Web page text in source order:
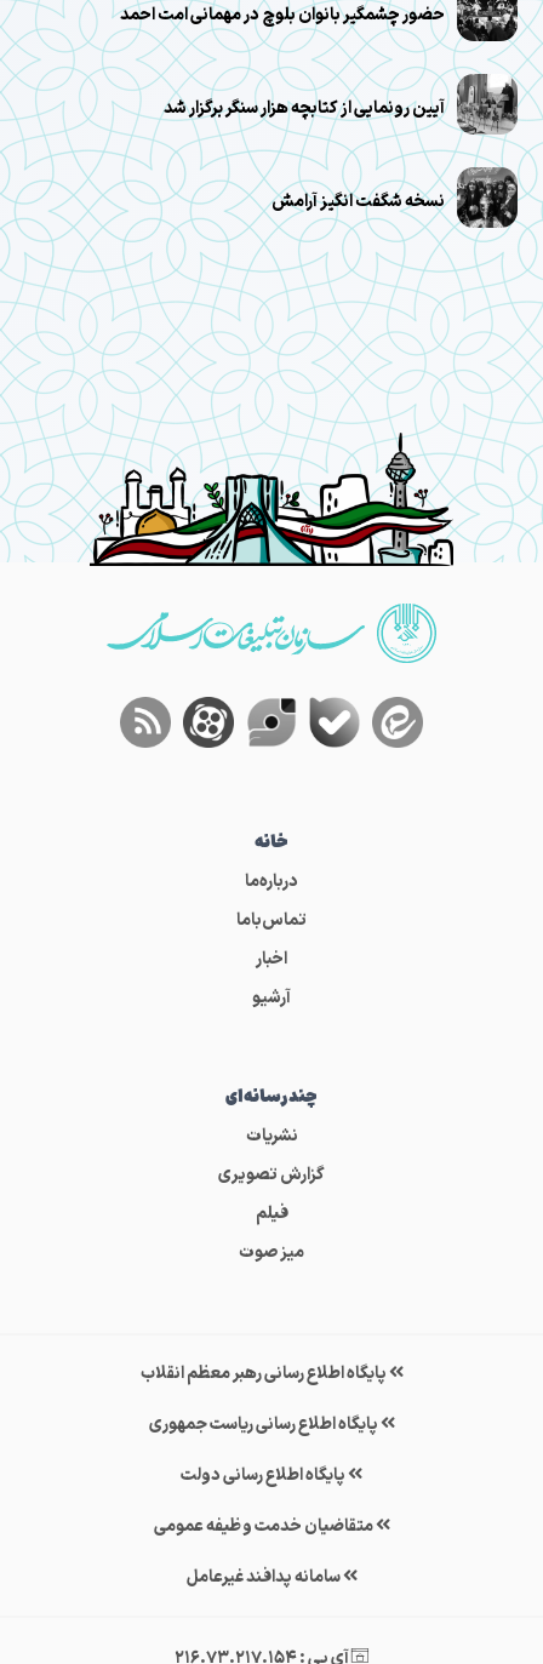
حضور چشمگیر بانوان بلوچ در مهمانی امت احمد
آیین رونمایی از کتابچه هزار سنگر برگزار شد
نسخه شگفت انگیز آرامش
خانه
درباره‌ما
تماس‌باما
اخبار
آرشیو
چندرسانه‌ای
نشریات
گزارش تصویری
فیلم
میز صوت
پایگاه اطلاع رسانی رهبر معظم انقلاب
پایگاه اطلاع رسانی ریاست جمهوری
پایگاه اطلاع رسانی دولت
متقاضیان خدمت وظیفه عمومی
سامانه پدافند غیرعامل
آی پی : 216.73.217.154